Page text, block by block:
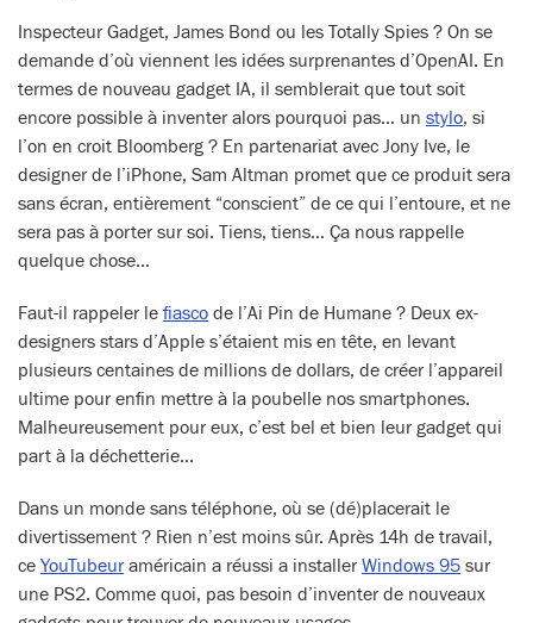
Inspecteur Gadget, James Bond ou les Totally Spies ? On se
demande d’où viennent les idées surprenantes d’OpenAI. En
termes de nouveau gadget IA, il semblerait que tout soit
encore possible à inventer alors pourquoi pas… un stylo, si
l’on en croit Bloomberg ? En partenariat avec Jony Ive, le
designer de l’iPhone, Sam Altman promet que ce produit sera
sans écran, entièrement “conscient” de ce qui l’entoure, et ne
sera pas à porter sur soi. Tiens, tiens… Ça nous rappelle
quelque chose…
Faut-il rappeler le fiasco de l’Ai Pin de Humane ? Deux ex-
designers stars d’Apple s’étaient mis en tête, en levant
plusieurs centaines de millions de dollars, de créer l’appareil
ultime pour enfin mettre à la poubelle nos smartphones.
Malheureusement pour eux, c’est bel et bien leur gadget qui
part à la déchetterie…
Dans un monde sans téléphone, où se (dé)placerait le
divertissement ? Rien n’est moins sûr. Après 14h de travail,
ce YouTubeuraméricain a réussi a installerWindows 95 sur
une PS2. Comme quoi, pas besoin d’inventer de nouveaux